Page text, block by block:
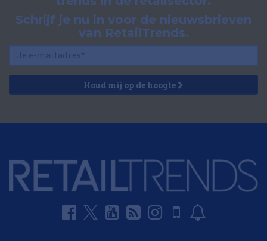
Schrijf je nu in voor de nieuwsbrieven
van RetailTrends.
Houd mij op de hoogte